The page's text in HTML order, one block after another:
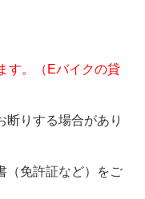
す。
（Eバイクの貸
りする場合があり
（免許証など）をご